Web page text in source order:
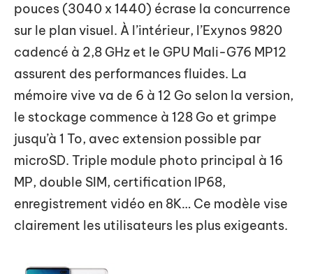
pouces (3040 x 1440) écrase la concurrence
sur le plan visuel. À l’intérieur, l’Exynos 9820
cadencé à 2,8 GHz et le GPU Mali-G76 MP12
assurent des performances fluides. La
mémoire vive va de 6 à 12 Go selon la version,
le stockage commence à 128 Go et grimpe
jusqu’à 1 To, avec extension possible par
microSD. Triple module photo principal à 16
MP, double SIM, certification IP68,
enregistrement vidéo en 8K… Ce modèle vise
clairement les utilisateurs les plus exigeants.